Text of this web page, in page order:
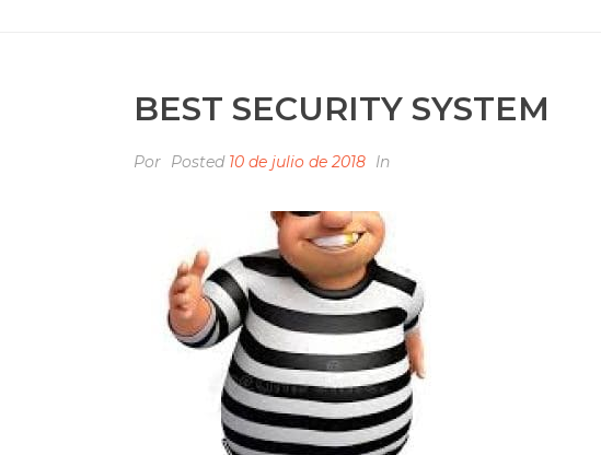
BEST SECURITY SYSTEM
Por Posted 10 de julio de 2018 In